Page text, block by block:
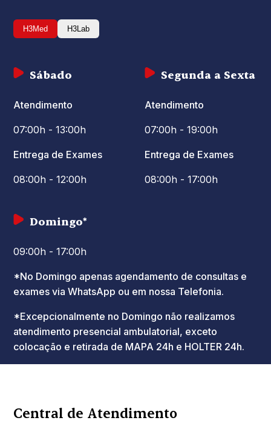
H3Med H3Lab
Segunda a Sexta
Atendimento
07:00h - 19:00h
Entrega de Exames
08:00h - 17:00h
Sábado
Atendimento
07:00h - 13:00h
Entrega de Exames
08:00h - 12:00h
Domingo*
09:00h - 17:00h
*No Domingo apenas agendamento de consultas e
exames via WhatsApp ou em nossa Telefonia.
*Excepcionalmente no Domingo não realizamos
atendimento presencial ambulatorial, exceto
colocação e retirada de MAPA 24h e HOLTER 24h.
Central de Atendimento